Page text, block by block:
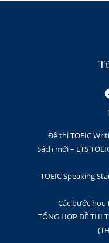
Đề thi TOEIC
Sách mới – ETS
TOEIC Speaking
Các bước học
TỔNG HỢP ĐỀ THI